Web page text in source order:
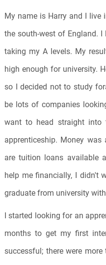
My name is Harry and I
the south-west of England.
taking my A levels. My
high enough for university.
so I decided not to study
be lots of companies
want to head straight into
apprenticeship. Money
are tuition loans available
help me financially, I didn't
graduate from university
I started looking for an
months to get my first
successful; there were